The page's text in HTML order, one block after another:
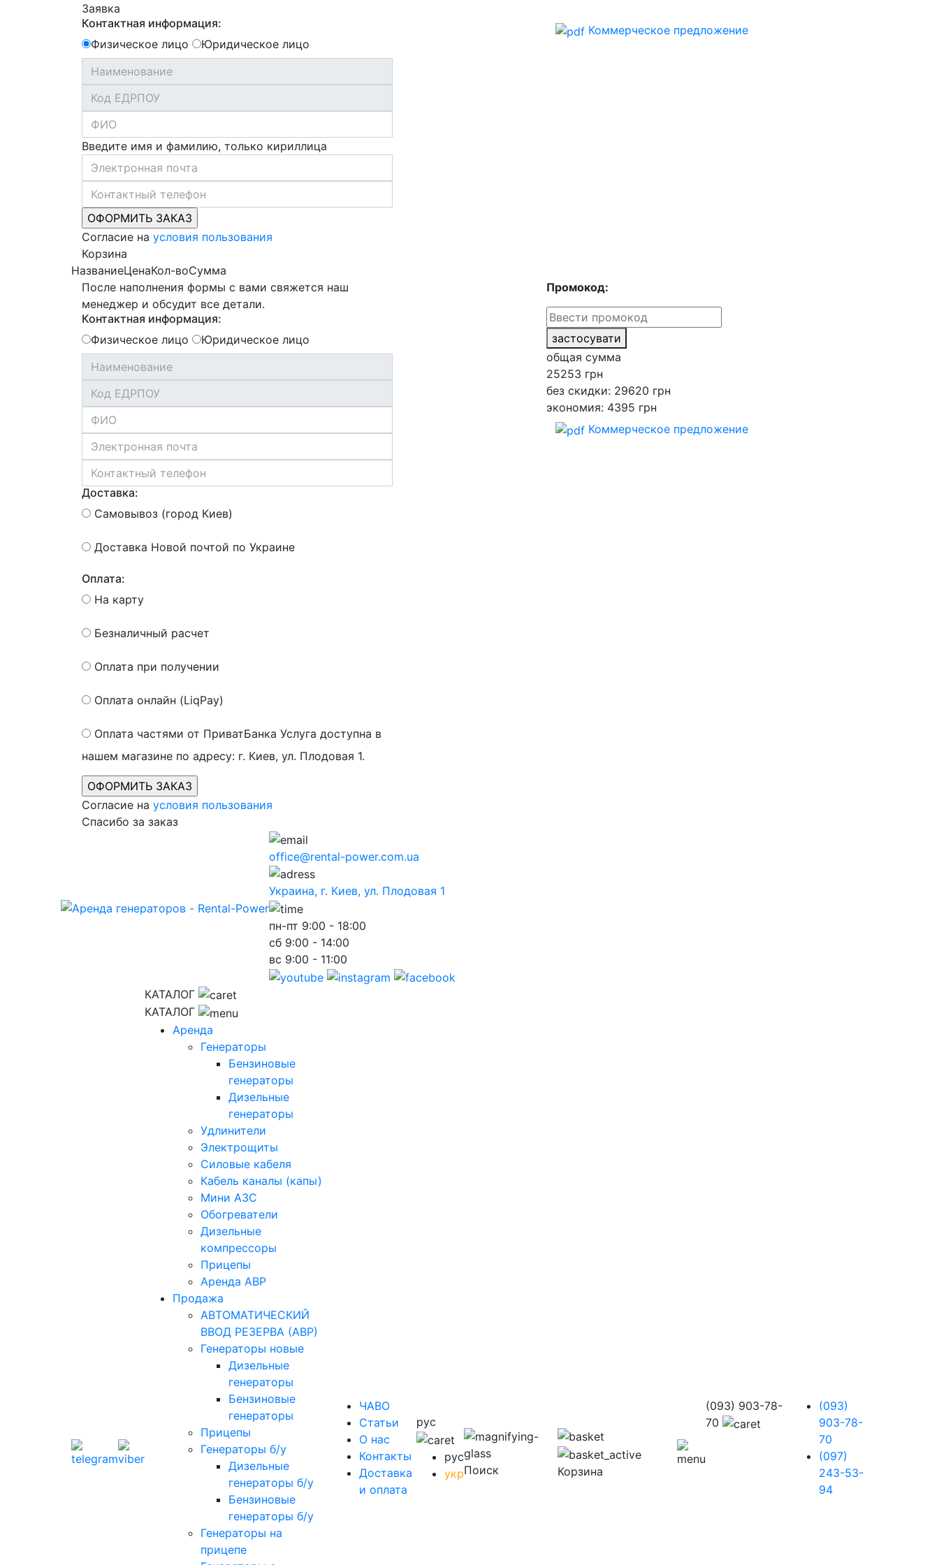
Заявка
Контактная информация:
Физическое лицо
Юридическое лицо
Введите имя и фамилию, только кириллица
Согласие на условия пользования
Коммерческое предложение
Корзина
НазваниеЦенаКол-воСумма
После наполнения формы с вами свяжется наш
менеджер и обсудит все детали.
Контактная информация:
Физическое лицо
Юридическое лицо
Доставка:
Самовывоз (город Киев)
Доставка Новой почтой по Украине
Оплата:
На карту
Безналичный расчет
Оплата при получении
Оплата онлайн (LiqPay)
Оплата частями от ПриватБанка Услуга доступна в
нашем магазине по адресу: г. Киев, ул. Плодовая 1.
Согласие на условия пользования
Промокод:
застосувати
общая сумма
25253 грн
без скидки: 29620 грн
экономия: 4395 грн
Коммерческое предложение
Спасибо за заказ
office@rental-power.com.ua
Украина, г. Киев, ул. Плодовая 1
пн-пт 9:00 - 18:00
сб 9:00 - 14:00
вс 9:00 - 11:00
КАТАЛОГ
КАТАЛОГ
Аренда
Генераторы
Бензиновые
генераторы
Дизельные
генераторы
Удлинители
Электрощиты
Силовые кабеля
Кабель каналы (капы)
Мини АЗС
Обогреватели
Дизельные
компрессоры
Прицепы
Аренда АВР
Продажа
АВТОМАТИЧЕСКИЙ
ВВОД РЕЗЕРВА (АВР)
Генераторы новые
Дизельные
генераторы
Бензиновые
генераторы
Прицепы
Генераторы б/у
Дизельные
генераторы б/у
Бензиновые
генераторы б/у
Генераторы на
прицепе
ЧАВО
Cтатьи
O нас
Контакты
Доставка
и оплата
рус
рус
укрПоиск Корзина
(093) 903-78-
70
(093)
903-78-
70
(097)
243-53-
94